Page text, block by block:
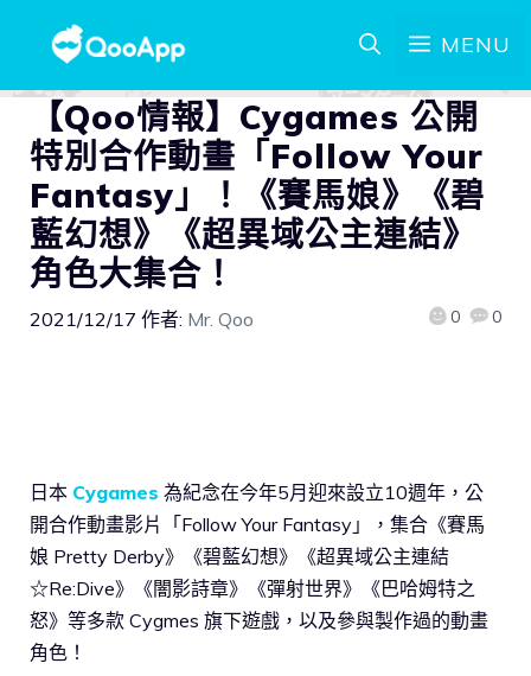
MENU
【Qoo情報】Cygames 公開
特別合作動畫「Follow Your
Fantasy」！《賽馬娘》《碧
藍幻想》《超異域公主連結》
角色大集合！
2021/12/17 作者: Mr. Qoo 0 0
日本 Cygames 為紀念在今年5月迎來設立10週年，公
開合作動畫影片「Follow Your Fantasy」，集合《賽馬
娘 Pretty Derby》《碧藍幻想》《超異域公主連結
☆Re:Dive》《闇影詩章》《彈射世界》《巴哈姆特之
怒》等多款 Cygmes 旗下遊戲，以及參與製作過的動畫
角色！